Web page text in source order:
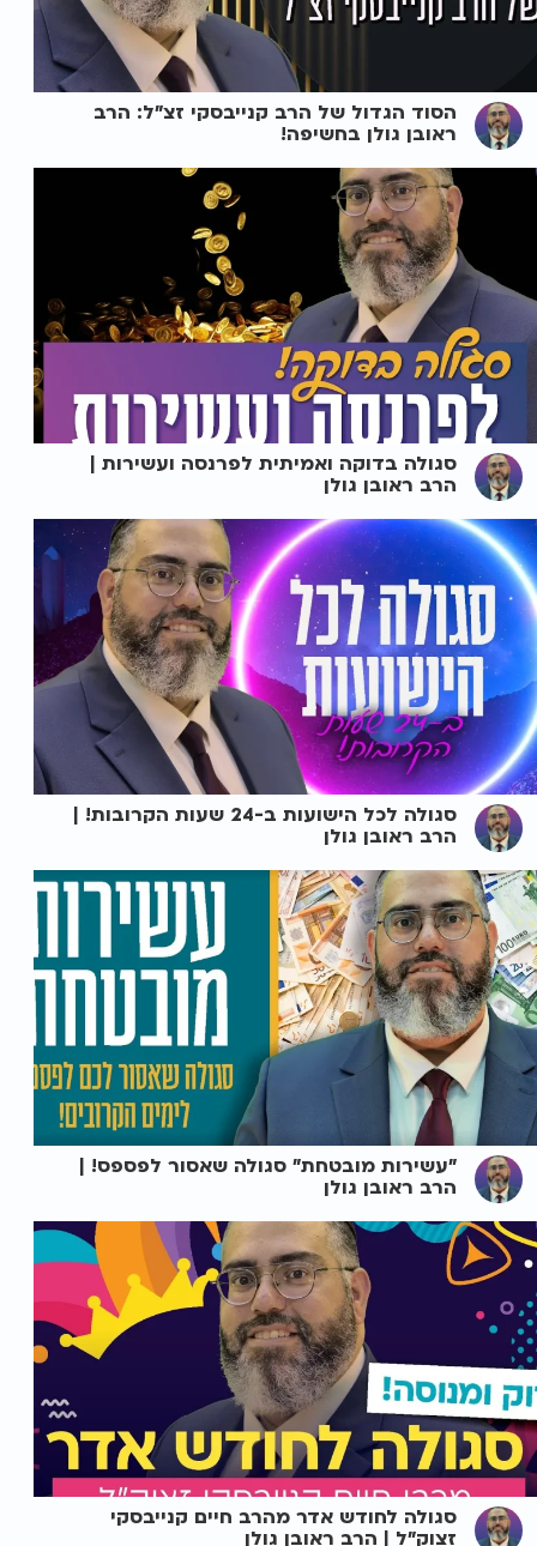
הסוד הגדול של הרב קנייבסקי זצ"ל: הרב
ראובן גולן בחשיפה!
סגולה בדוקה ואמיתית לפרנסה ועשירות |
הרב ראובן גולן
סגולה לכל הישועות ב-24 שעות הקרובות! |
הרב ראובן גולן
"עשירות מובטחת" סגולה שאסור לפספס! |
הרב ראובן גולן
סגולה לחודש אדר מהרב חיים קנייבסקי
זצוק"ל | הרב ראובן גולן